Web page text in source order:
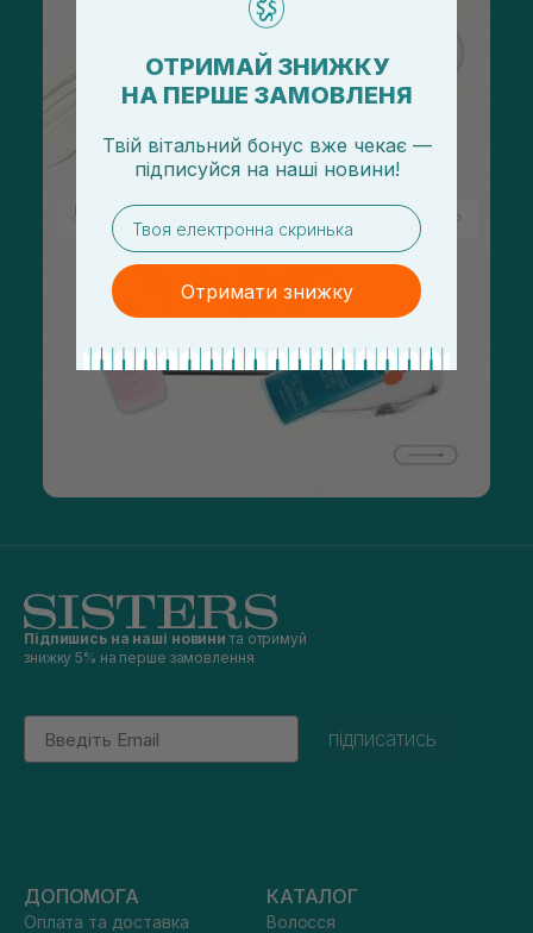
Підпишись на наші новини та отримуй
знижку 5% на перше замовлення
Email
підписатись
ДОПОМОГА
Оплата та доставка
КАТАЛОГ
Волосся
ОТРИМАЙ ЗНИЖКУ
НА ПЕРШЕ ЗАМОВЛЕНЯ
Твій вітальний бонус вже чекає —
підписуйся на наші новини!
email
Отримати знижку